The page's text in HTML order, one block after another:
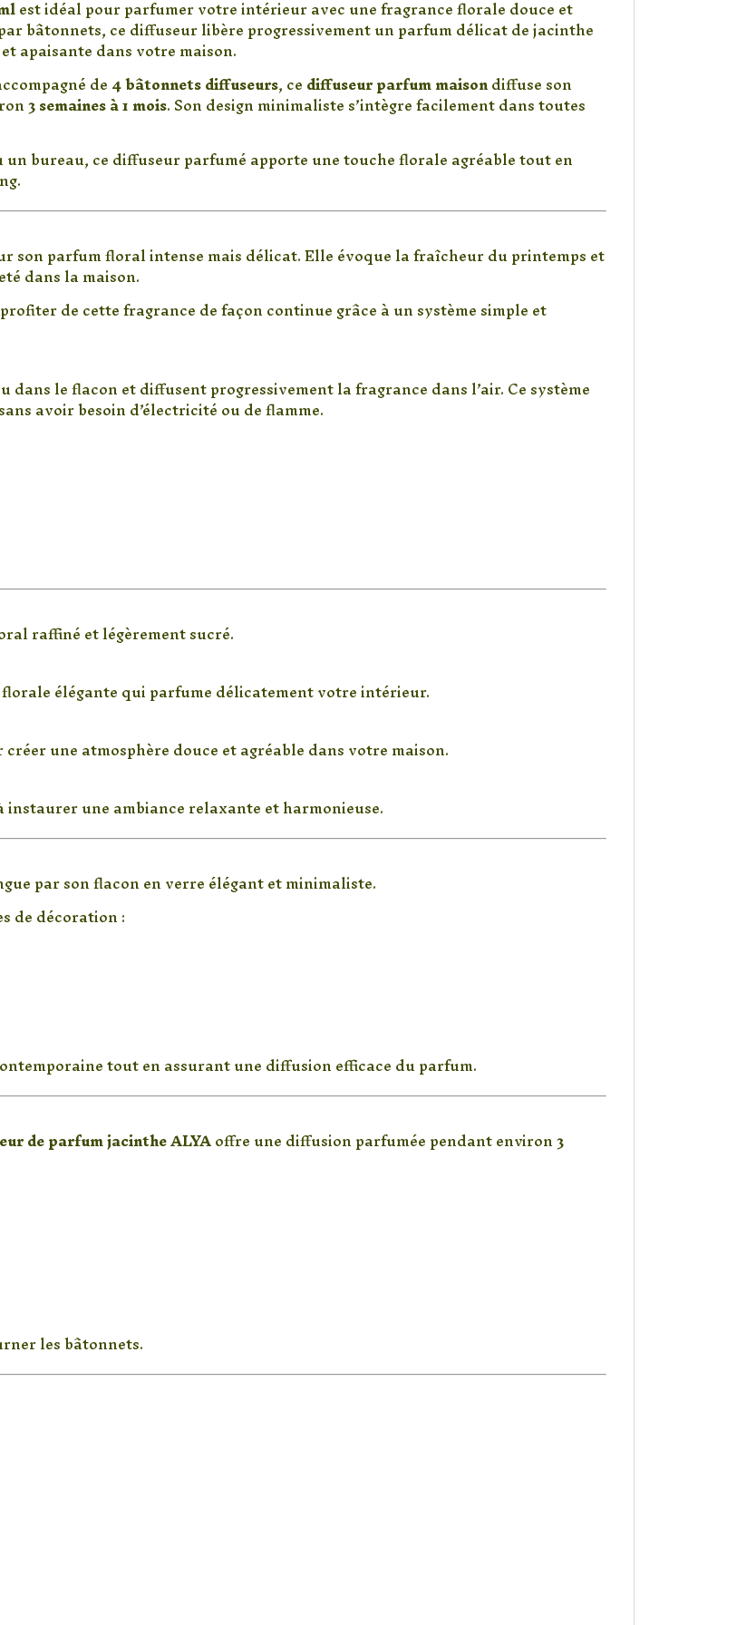
est idéal pour parfumer votre intérieur avec une fragrance florale douce et
bâtonnets, ce diffuseur libère progressivement un parfum délicat de jacinthe
apaisante dans votre maison.
de4 bâtonnets diffuseurs, cediffuseur parfum maisondiffuse son
3 semaines à 1 mois. Son design minimaliste s’intègre facilement dans toutes
un bureau, ce diffuseur parfumé apporte une touche florale agréable tout en
de parfum jacinthe ?
son parfum floral intense mais délicat. Elle évoque la fraîcheur du printemps et
dans la maison.
de cette fragrance de façon continue grâce à un système simple et
le flacon et diffusent progressivement la fragrance dans l’air. Ce système
avoir besoin d’électricité ou de flamme.
raffiné et légèrement sucré.
élégante qui parfume délicatement votre intérieur.
une atmosphère douce et agréable dans votre maison.
une ambiance relaxante et harmonieuse.
votre intérieur
par son flacon en verre élégant et minimaliste.
de décoration :
tout en assurant une diffusion efficace du parfum.
de parfum jacinthe ALYAoffre une diffusion parfumée pendant environ3
les bâtonnets.
parfum ALYA